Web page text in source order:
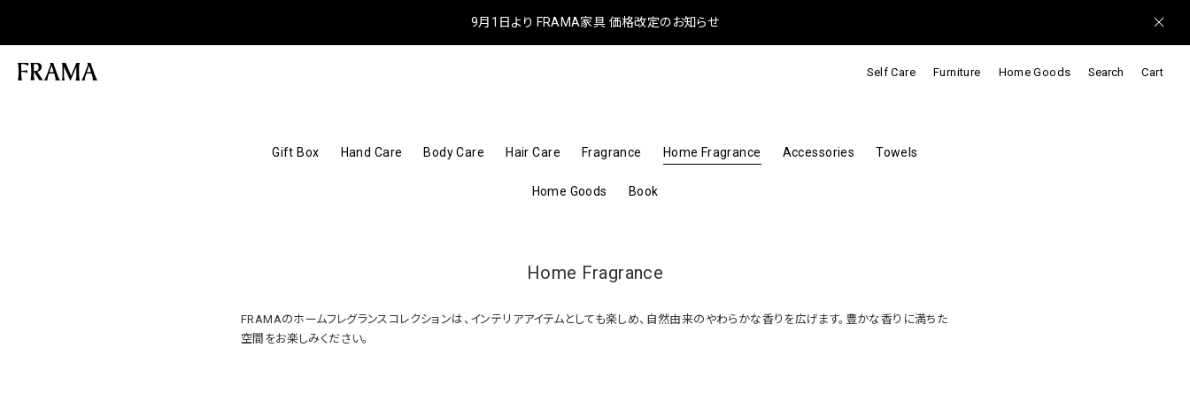
9月1日より FRAMA家具 価格改定のお知らせ
Self Care Furniture Home Goods Search Cart
Gift Box Hand Care Body Care Hair Care Fragrance Home Fragrance Accessories Towels
Home Goods Book
Home Fragrance
FRAMAのホームフレグランスコレクションは、インテリアアイテムとしても楽しめ、自然由来のやわらかな香りを広げます。豊かな香りに満ちた
空間をお楽しみください。